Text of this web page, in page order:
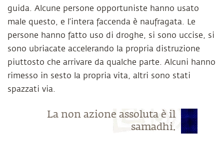
guida. Alcune persone opportuniste hanno usato
male questo, e l’intera faccenda è naufragata. Le
persone hanno fatto uso di droghe, si sono uccise, si
sono ubriacate accelerando la propria distruzione
piuttosto che arrivare da qualche parte. Alcuni hanno
rimesso in sesto la propria vita, altri sono stati
spazzati via.
La non azione assoluta è il
samadhi.